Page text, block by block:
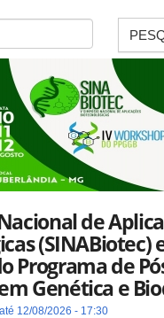
de
(SINABiotec)
Programa de
Genética e
12/08/2026 - 17:30